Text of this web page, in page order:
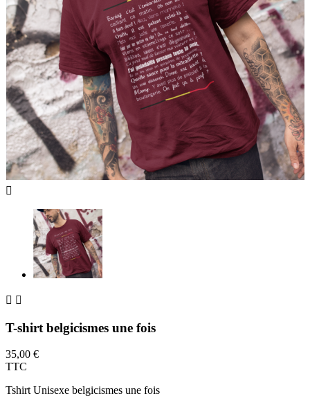

 
T-shirt belgicismes une fois
35,00 €
TTC
Tshirt Unisexe belgicismes une fois